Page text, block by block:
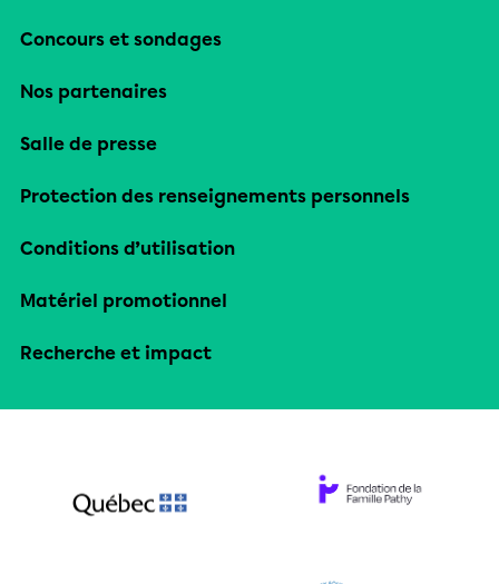
Concours et sondages
Nos partenaires
Salle de presse
Protection des renseignements personnels
Conditions d’utilisation
Matériel promotionnel
Recherche et impact